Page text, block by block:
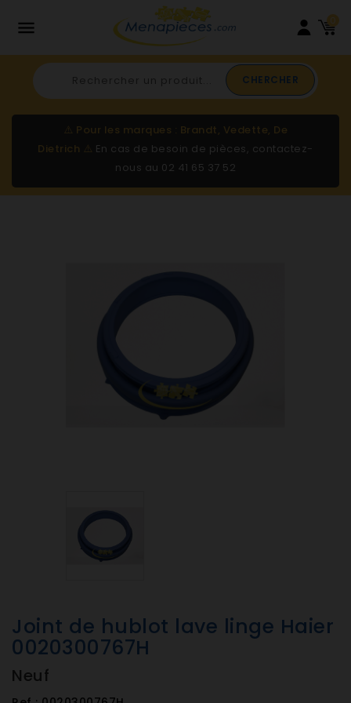
 0
CHERCHER
⚠️ Pour les marques : Brandt, Vedette, De
Dietrich ⚠️ En cas de besoin de pièces, contactez-
nous au 02 41 65 37 52
Joint de hublot lave linge Haier
0020300767H
Neuf